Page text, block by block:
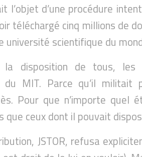
l’objet d’une procédure
téléchargé cinq millions de
université scientifique du
disposition de tous, les
MIT. Parce qu’il militait
Pour que n’importe quel
que ceux dont il pouvait
JSTOR, refusa